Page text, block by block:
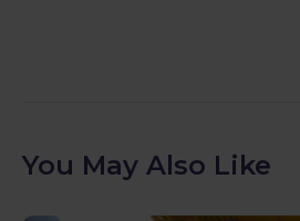
You May Also Like